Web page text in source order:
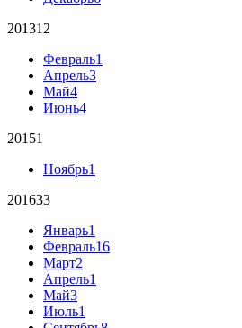
201312
Февраль1
Апрель3
Май4
Июнь4
20151
Ноябрь1
201633
Январь1
Февраль16
Март2
Апрель1
Май3
Июль1